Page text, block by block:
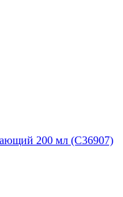
200 мл (C36907)